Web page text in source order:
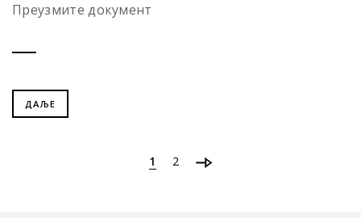
Преузмите документ
ДАЉЕ
1 2